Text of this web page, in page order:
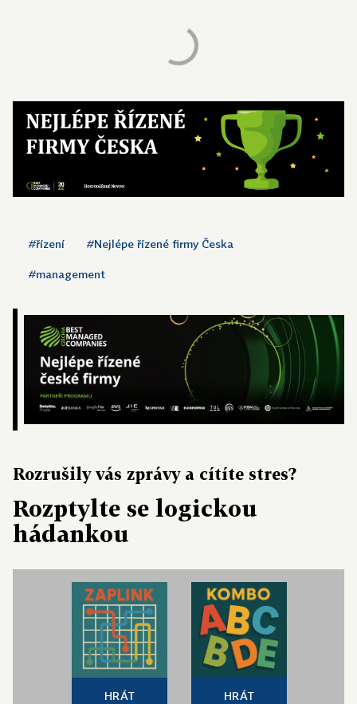
#řízení #Nejlépe řízené firmy Česka
#management
Rozrušily vás zprávy a cítíte stres?
Rozptylte se logickou
hádankou
HRÁT HRÁT